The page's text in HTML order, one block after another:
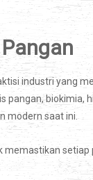
industri yang
pangan, biokimia,
modern saat ini.
memastikan setiap